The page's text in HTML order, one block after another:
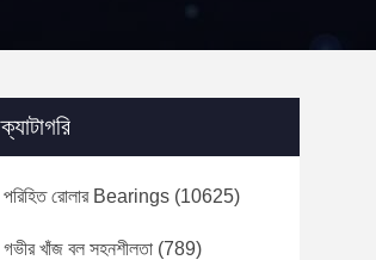
ক্যাটাগরি
পরিহিত রোলার Bearings (10625)
গভীর খাঁজ বল সহনশীলতা (789)